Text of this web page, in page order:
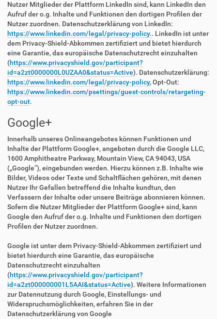
Nutzer Mitglieder der Plattform LinkedIn sind, kann LinkedIn den
Aufruf der o.g. Inhalte und Funktionen den dortigen Profilen der
Nutzer zuordnen. Datenschutzerklärung von LinkedIn:
https://www.linkedin.com/legal/privacy-policy.. LinkedIn ist unter
dem Privacy-Shield-Abkommen zertifiziert und bietet hierdurch
eine Garantie, das europäische Datenschutzrecht einzuhalten
(https://www.privacyshield.gov/participant?
id=a2zt0000000L0UZAA0&status=Active). Datenschutzerklärung:
https://www.linkedin.com/legal/privacy-policy, Opt-Out:
https://www.linkedin.com/psettings/guest-controls/retargeting-
opt-out.
Google+
Innerhalb unseres Onlineangebotes können Funktionen und
Inhalte der Plattform Google+, angeboten durch die Google LLC,
1600 Amphitheatre Parkway, Mountain View, CA 94043, USA
(„Google“), eingebunden werden. Hierzu können z.B. Inhalte wie
Bilder, Videos oder Texte und Schaltflächen gehören, mit denen
Nutzer Ihr Gefallen betreffend die Inhalte kundtun, den
Verfassern der Inhalte oder unsere Beiträge abonnieren können.
Sofern die Nutzer Mitglieder der Plattform Google+ sind, kann
Google den Aufruf der o.g. Inhalte und Funktionen den dortigen
Profilen der Nutzer zuordnen.
Google ist unter dem Privacy-Shield-Abkommen zertifiziert und
bietet hierdurch eine Garantie, das europäische
Datenschutzrecht einzuhalten
(https://www.privacyshield.gov/participant?
id=a2zt000000001L5AAI&status=Active). Weitere Informationen
zur Datennutzung durch Google, Einstellungs- und
Widerspruchsmöglichkeiten, erfahren Sie in der
Datenschutzerklärung von Google